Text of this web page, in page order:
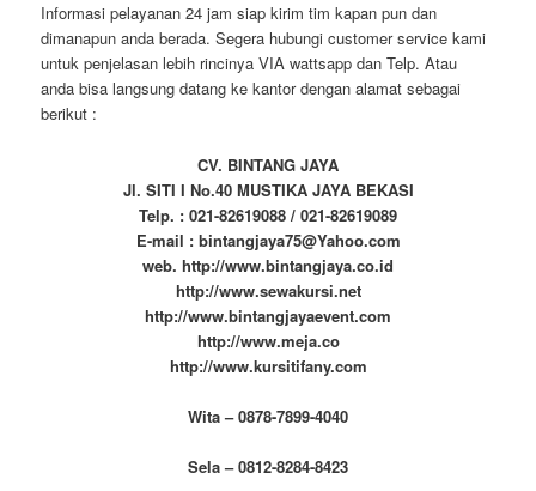
Informasi pelayanan 24 jam siap kirim tim kapan pun dan
dimanapun anda berada. Segera hubungi customer service kami
untuk penjelasan lebih rincinya VIA wattsapp dan Telp. Atau
anda bisa langsung datang ke kantor dengan alamat sebagai
berikut :
CV. BINTANG JAYA
Jl. SITI I No.40 MUSTIKA JAYA BEKASI
Telp. : 021-82619088 / 021-82619089
E-mail : bintangjaya75@Yahoo.com
web. http://www.bintangjaya.co.id
http://www.sewakursi.net
http://www.bintangjayaevent.com
http://www.meja.co
http://www.kursitifany.com
Wita – 0878-7899-4040
Sela – 0812-8284-8423